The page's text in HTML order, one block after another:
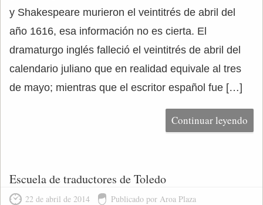
y Shakespeare murieron el veintitrés de abril del
año 1616, esa información no es cierta. El
dramaturgo inglés falleció el veintitrés de abril del
calendario juliano que en realidad equivale al tres
de mayo; mientras que el escritor español fue […]
Continuar leyendo
Escuela de traductores de Toledo
22 de abril de 2014 Publicado por Aroa Plaza